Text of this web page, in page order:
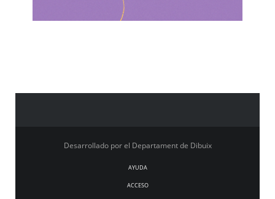
Desarrollado por el Departament de Dibuix
AYUDA
ACCESO